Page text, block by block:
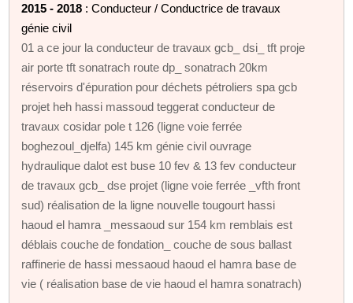
2015 - 2018 : Conducteur / Conductrice de travaux
génie civil
01 a ce jour la conducteur de travaux gcb_ dsi_ tft proje
air porte tft sonatrach route dp_ sonatrach 20km
réservoirs d'épuration pour déchets pétroliers spa gcb
projet heh hassi massoud teggerat conducteur de
travaux cosidar pole t 126 (ligne voie ferrée
boghezoul_djelfa) 145 km génie civil ouvrage
hydraulique dalot est buse 10 fev & 13 fev conducteur
de travaux gcb_ dse projet (ligne voie ferrée _vfth front
sud) réalisation de la ligne nouvelle tougourt hassi
haoud el hamra _messaoud sur 154 km remblais est
déblais couche de fondation_ couche de sous ballast
raffinerie de hassi messaoud haoud el hamra base de
vie ( réalisation base de vie haoud el hamra sonatrach)